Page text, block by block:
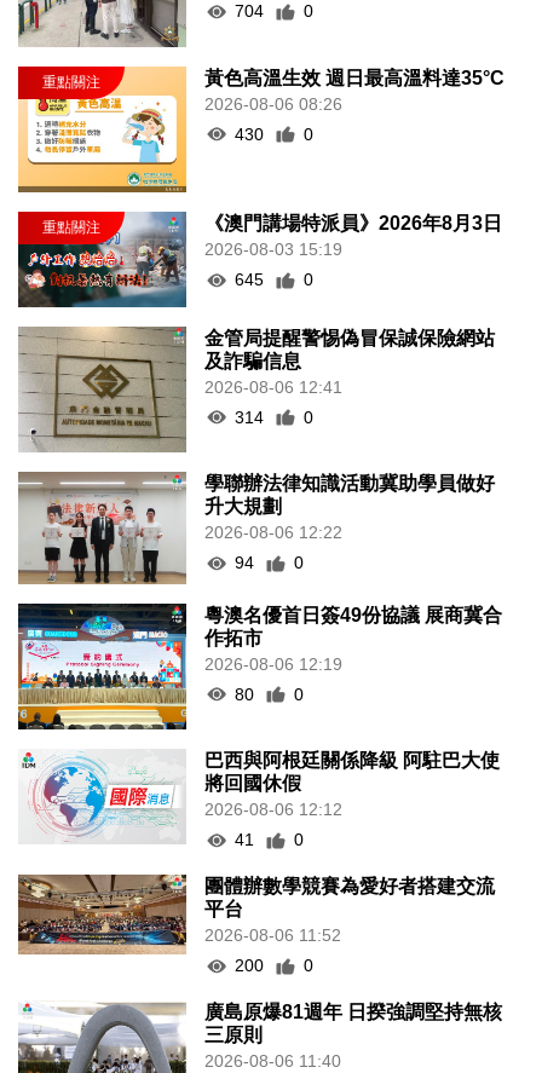
704
0
黃色高溫生效 週日最高溫料達35°C
2026-08-06 08:26
430
0
《澳門講場特派員》2026年8月3日
2026-08-03 15:19
645
0
金管局提醒警惕偽冒保誠保險網站
及詐騙信息
2026-08-06 12:41
314
0
學聯辦法律知識活動冀助學員做好
升大規劃
2026-08-06 12:22
94
0
粵澳名優首日簽49份協議 展商冀合
作拓市
2026-08-06 12:19
80
0
巴西與阿根廷關係降級 阿駐巴大使
將回國休假
2026-08-06 12:12
41
0
團體辦數學競賽為愛好者搭建交流
平台
2026-08-06 11:52
200
0
廣島原爆81週年 日揆強調堅持無核
三原則
2026-08-06 11:40